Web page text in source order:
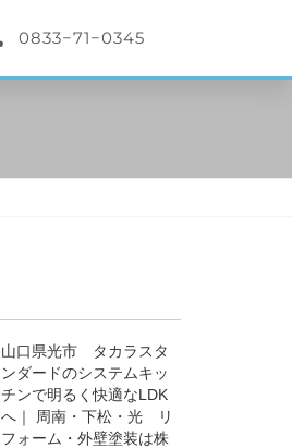
0833−71−0345
山口県光市 タカラスタ
ンダードのシステムキッ
チンで明るく快適なLDK
へ｜ 周南・下松・光 リ
フォーム・外壁塗装は株